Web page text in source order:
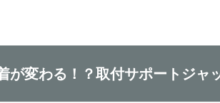
が変わる！？取付サポートジャ